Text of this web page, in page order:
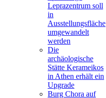
Leprazentrum soll
in
Ausstellungsfläche
umgewandelt
werden
Die
archäologische
Stätte Kerameikos
in Athen erhält ein
Upgrade
Burg Chora auf